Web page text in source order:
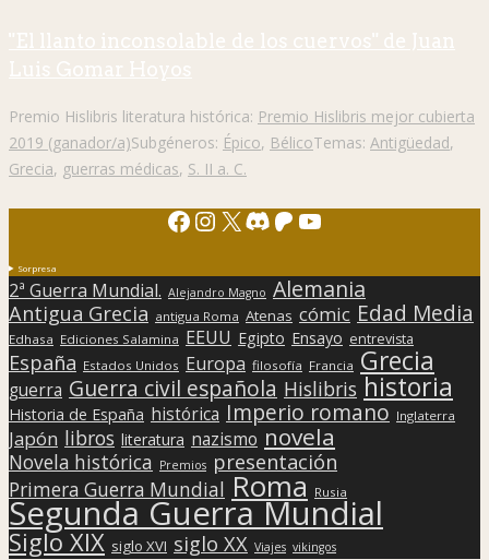
"El llanto inconsolable de los cuervos" de Juan
Luis Gomar Hoyos
Premio Hislibris literatura histórica: Premio Hislibris mejor cubierta
2019 (ganador/a)Subgéneros: Épico, BélicoTemas: Antigüedad,
Grecia, guerras médicas, S. II a. C.
Facebook
Instagram
X Discord
Patreon
YouTube
Sorpresa
2ª Guerra Mundial. Alejandro Magno Alemania
Antigua Grecia antigua Roma Atenas cómic Edad Media
Edhasa Ediciones Salamina EEUU Egipto Ensayo entrevista
España Estados Unidos Europa filosofía Francia Grecia
guerra Guerra civil española Hislibris historia
Historia de España histórica Imperio romano Inglaterra
Japón libros literatura nazismo novela
Novela histórica Premios presentación
Primera Guerra Mundial Roma Rusia
Segunda Guerra Mundial
Siglo XIX siglo XVI siglo XX Viajes vikingos